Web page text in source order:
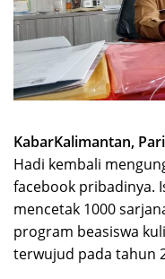
KabarKalimantan,
Hadi kembali
facebook pribadinya.
mencetak 1000
program beasiswa
terwujud pada tahun